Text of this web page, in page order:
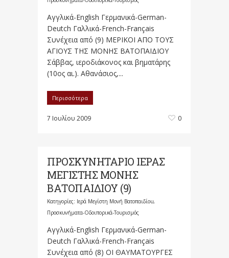
Αγγλικά-English Γερμανικά-German-
Deutch Γαλλικά-French-Français
Συνέχεια από (9) ΜΕΡΙΚΟΙ ΑΠΟ ΤΟΥΣ
ΑΓΙΟΥΣ ΤΗΣ ΜΟΝΗΣ ΒΑΤΟΠΑΙΔΙΟΥ
Σάββας, ιεροδιάκονος και βηματάρης
(10ος αι.). Αθανάσιος,...
Περισσότερα
7 Ιουλίου 2009 0
ΠΡΟΣΚΥΝΗΤΑΡΙΟ ΙΕΡΑΣ
ΜΕΓΙΣΤΗΣ ΜΟΝΗΣ
ΒΑΤΟΠΑΙΔΙΟΥ (9)
Κατηγορίες: Ιερά Μεγίστη Μονή Βατοπαιδίου,
Προσκυνήματα-Οδοιπορικά-Τουρισμός
Αγγλικά-English Γερμανικά-German-
Deutch Γαλλικά-French-Français
Συνέχεια από (8) ΟΙ ΘΑΥΜΑΤΟΥΡΓΕΣ